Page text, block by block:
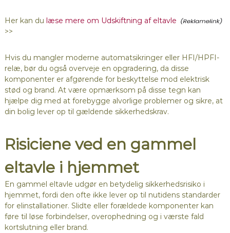
Her kan du læse mere om Udskiftning af eltavle
>>
Hvis du mangler moderne automatsikringer eller HFI/HPFI-
relæ, bør du også overveje en opgradering, da disse
komponenter er afgørende for beskyttelse mod elektrisk
stød og brand. At være opmærksom på disse tegn kan
hjælpe dig med at forebygge alvorlige problemer og sikre, at
din bolig lever op til gældende sikkerhedskrav.
Risiciene ved en gammel
eltavle i hjemmet
En gammel eltavle udgør en betydelig sikkerhedsrisiko i
hjemmet, fordi den ofte ikke lever op til nutidens standarder
for elinstallationer. Slidte eller forældede komponenter kan
føre til løse forbindelser, overophedning og i værste fald
kortslutning eller brand.